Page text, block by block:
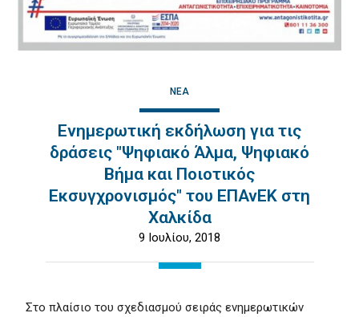
ΝΈΑ
Ενημερωτική εκδήλωση για τις
δράσεις "Ψηφιακό Άλμα, Ψηφιακό
Βήμα και Ποιοτικός
Εκσυγχρονισμός" του ΕΠΑνΕΚ στη
Χαλκίδα
9 Ιουλίου, 2018
Στο πλαίσιο του σχεδιασμού σειράς ενημερωτικών